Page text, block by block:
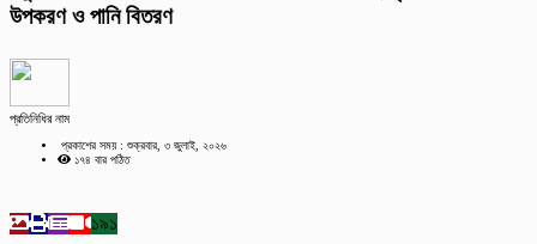
উপকরণ ও পানি বিতরণ
প্রতিনিধির নাম
প্রকাশের সময় : শুক্রবার, ৩ জুলাই, ২০২৬
১৭৪ বার পঠিত
১৯১